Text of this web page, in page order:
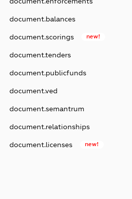
document.balances
document.scorings new!
document.tenders
document.publicfunds
document.ved
document.semantrum
document.relationships
document.licenses new!